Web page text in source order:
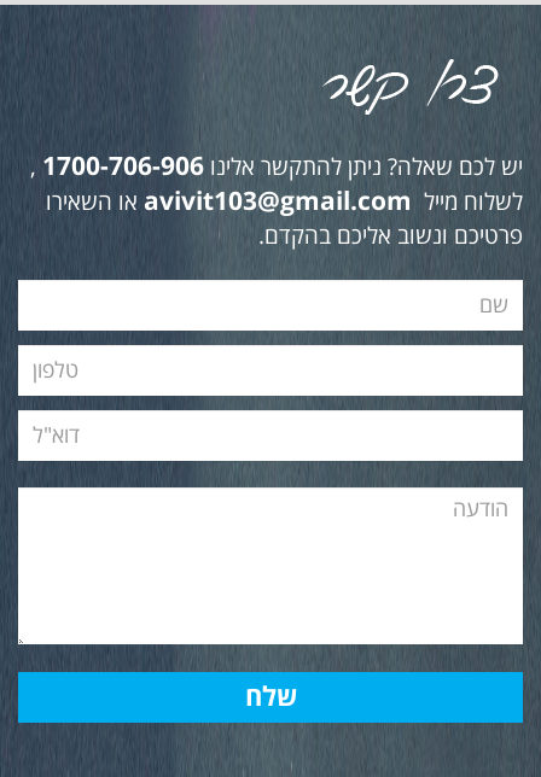
יש לכם שאלה? ניתן להתקשר אלינו 1700-706-906
,
לשלוח מייל avivit103@gmail.com או השאירו
פרטיכם ונשוב אליכם בהקדם.